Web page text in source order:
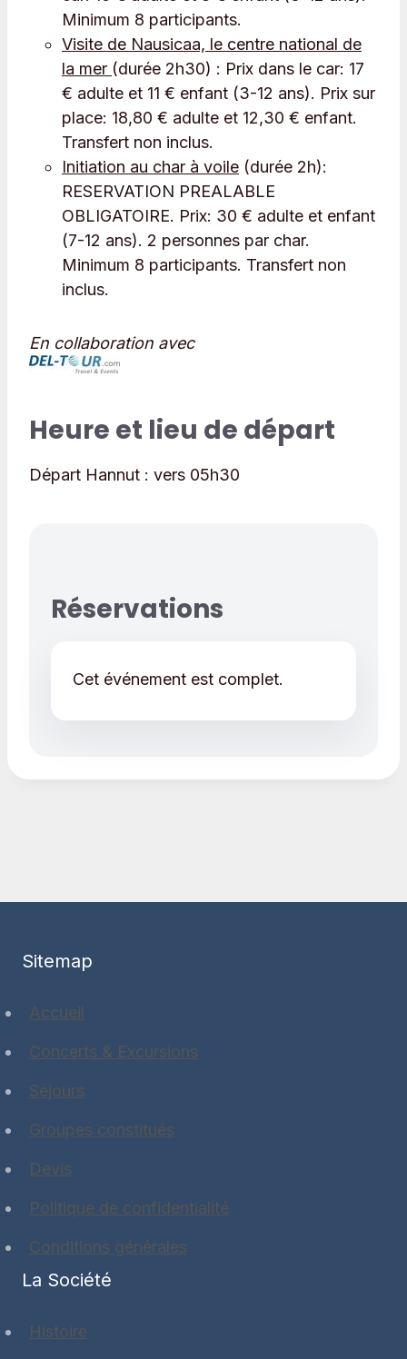
Minimum 8 participants.
Visite de Nausicaa, le centre national de
la mer (durée 2h30) : Prix dans le car: 17
€ adulte et 11 € enfant (3-12 ans). Prix sur
place: 18,80 € adulte et 12,30 € enfant.
Transfert non inclus.
Initiation au char à voile (durée 2h):
RESERVATION PREALABLE
OBLIGATOIRE. Prix: 30 € adulte et enfant
(7-12 ans). 2 personnes par char.
Minimum 8 participants. Transfert non
inclus.
En collaboration avec
Heure et lieu de départ
Départ Hannut : vers 05h30
Réservations
Cet événement est complet.
Sitemap
Accueil
Concerts & Excursions
Séjours
Groupes constitués
Devis
Politique de confidentialité
Conditions générales
La Société
Histoire